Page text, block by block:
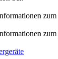
zum
zum